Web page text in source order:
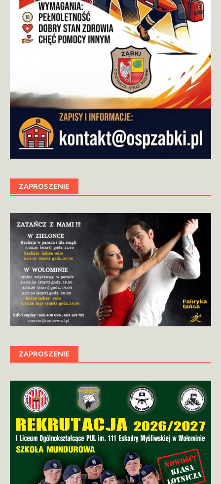
ZAPROSZENIE
ZAPROSZENIE